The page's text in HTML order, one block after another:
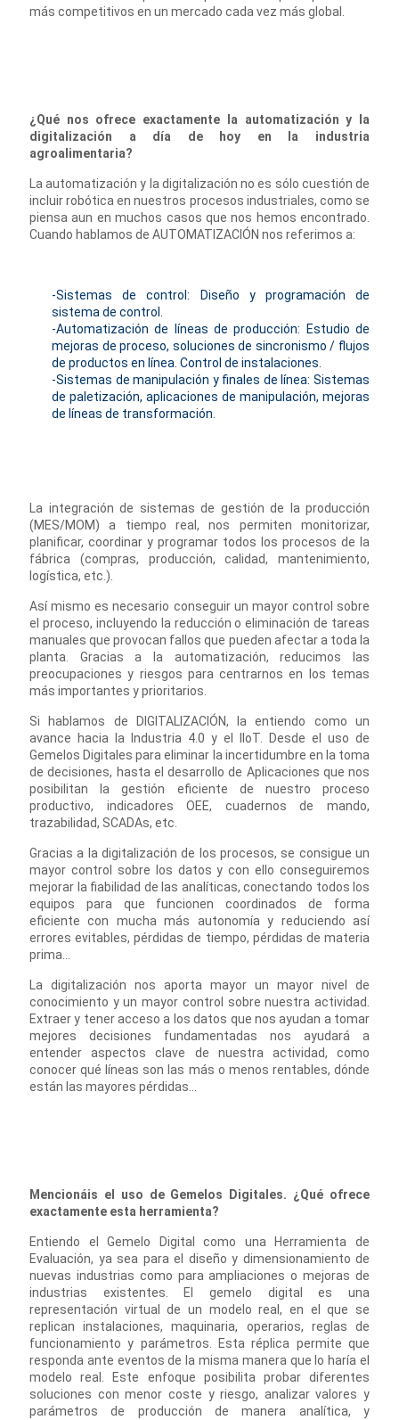
más competitivos en un mercado cada vez más global.
¿Qué nos ofrece exactamente la automatización y la
digitalización a día de hoy en la industria
agroalimentaria?
La automatización y la digitalización no es sólo cuestión de
incluir robótica en nuestros procesos industriales, como se
piensa aun en muchos casos que nos hemos encontrado.
Cuando hablamos de AUTOMATIZACIÓN nos referimos a:
-Sistemas de control: Diseño y programación de
sistema de control.
-Automatización de líneas de producción: Estudio de
mejoras de proceso, soluciones de sincronismo / flujos
de productos en línea. Control de instalaciones.
-Sistemas de manipulación y finales de línea: Sistemas
de paletización, aplicaciones de manipulación, mejoras
de líneas de transformación.
La integración de sistemas de gestión de la producción
(MES/MOM) a tiempo real, nos permiten monitorizar,
planificar, coordinar y programar todos los procesos de la
fábrica (compras, producción, calidad, mantenimiento,
logística, etc.).
Así mismo es necesario conseguir un mayor control sobre
el proceso, incluyendo la reducción o eliminación de tareas
manuales que provocan fallos que pueden afectar a toda la
planta. Gracias a la automatización, reducimos las
preocupaciones y riesgos para centrarnos en los temas
más importantes y prioritarios.
Si hablamos de DIGITALIZACIÓN, la entiendo como un
avance hacia la Industria 4.0 y el IIoT. Desde el uso de
Gemelos Digitales para eliminar la incertidumbre en la toma
de decisiones, hasta el desarrollo de Aplicaciones que nos
posibilitan la gestión eficiente de nuestro proceso
productivo, indicadores OEE, cuadernos de mando,
trazabilidad, SCADAs, etc.
Gracias a la digitalización de los procesos, se consigue un
mayor control sobre los datos y con ello conseguiremos
mejorar la fiabilidad de las analíticas, conectando todos los
equipos para que funcionen coordinados de forma
eficiente con mucha más autonomía y reduciendo así
errores evitables, pérdidas de tiempo, pérdidas de materia
prima...
La digitalización nos aporta mayor un mayor nivel de
conocimiento y un mayor control sobre nuestra actividad.
Extraer y tener acceso a los datos que nos ayudan a tomar
mejores decisiones fundamentadas nos ayudará a
entender aspectos clave de nuestra actividad, como
conocer qué líneas son las más o menos rentables, dónde
están las mayores pérdidas…
Mencionáis el uso de Gemelos Digitales. ¿Qué ofrece
exactamente esta herramienta?
Entiendo el Gemelo Digital como una Herramienta de
Evaluación, ya sea para el diseño y dimensionamiento de
nuevas industrias como para ampliaciones o mejoras de
industrias existentes. El gemelo digital es una
representación virtual de un modelo real, en el que se
replican instalaciones, maquinaria, operarios, reglas de
funcionamiento y parámetros. Esta réplica permite que
responda ante eventos de la misma manera que lo haría el
modelo real. Este enfoque posibilita probar diferentes
soluciones con menor coste y riesgo, analizar valores y
parámetros de producción de manera analítica, y